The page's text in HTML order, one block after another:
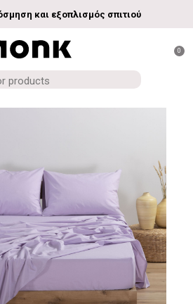
και εξοπλισμός σπιτιού
0